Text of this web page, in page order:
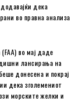
дека
во правна анализа
во мај даде
лансирања на
донесена и покрај
дека зголемениот
морските желки и